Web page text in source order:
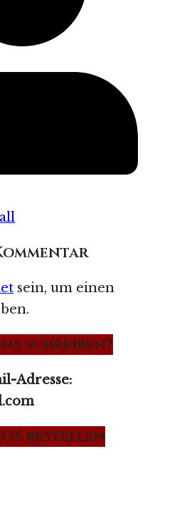
sein, um einen
schreiben?
Adresse:
bestellen